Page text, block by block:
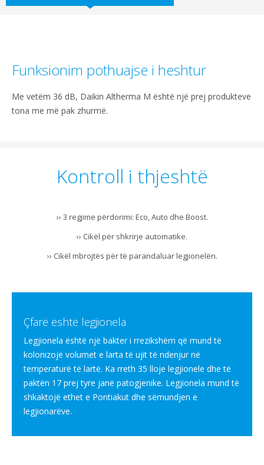
Funksionim pothuajse i heshtur
Me vetëm 36 dB, Daikin Altherma M është një prej produkteve
tona me më pak zhurmë.
Kontroll i thjeshtë
›› 3 regjime përdorimi: Eco, Auto dhe Boost.
›› Cikël për shkrirje automatike.
›› Cikël mbrojtës për të parandaluar legjionelën.
Çfarë është legjionela
Legjionela është një bakter i rrezikshëm që mund të
kolonizojë volumet e larta të ujit të ndenjur në
temperaturë të lartë. Ka rreth 35 lloje legjionele dhe të
paktën 17 prej tyre janë patogjenike. Legjionela mund të
shkaktojë ethet e Pontiakut dhe sëmundjen e
legjionarëve.